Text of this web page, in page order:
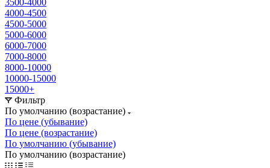
4000-4500
4500-5000
5000-6000
6000-7000
7000-8000
8000-10000
10000-15000
15000+
Фильтр
По умолчанию (возрастание)
По цене (убывание)
По цене (возрастание)
По умолчанию (убывание)
По умолчанию (возрастание)